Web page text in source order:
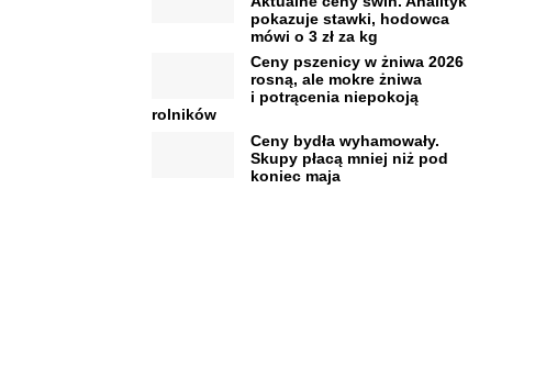
pokazuje stawki, hodowca
mówi o 3 zł za kg
Ceny pszenicy w żniwa 2026
rosną, ale mokre żniwa
i potrącenia niepokoją
rolników
Ceny bydła wyhamowały.
Skupy płacą mniej niż pod
koniec maja